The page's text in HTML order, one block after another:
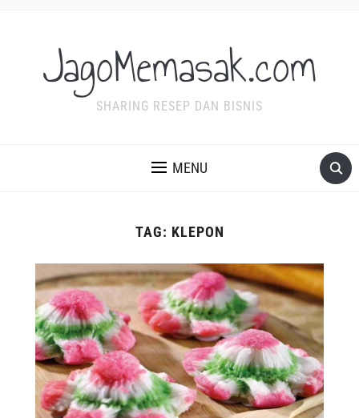
JagoMemasak.com
SHARING RESEP DAN BISNIS
MENU
TAG: KLEPON